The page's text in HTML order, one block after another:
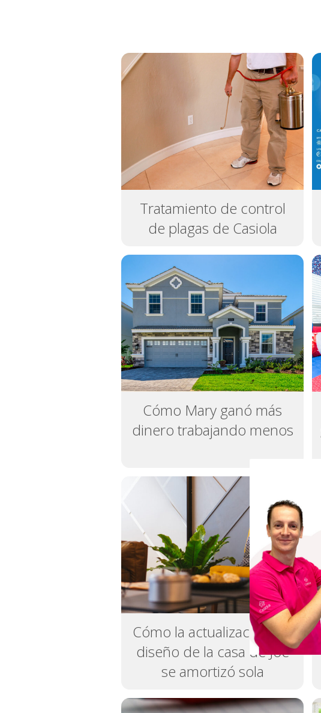
Tratamiento de control
de plagas de Casiola
Cómo Mary ganó más
dinero trabajando menos
Cómo la actualización del
diseño de la casa de Joe
se amortizó sola